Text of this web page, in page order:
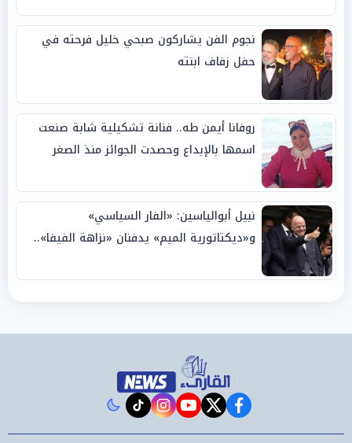
نجوم الفن يشاركون صبحي خليل فرحته في
حفل زفاف ابنته
روفانا أيمن طه.. فنانة تشكيلية شابة صنعت
اسمها بالإبداع وحصدت الجوائز منذ الصغر
نبيل أبوالياسين: «الفار السياسي»
و«ديكتاتورية الميم» يدفنان «نزاهة الفيفا»..
facebook
twitter
youtube
instagram
tiktok